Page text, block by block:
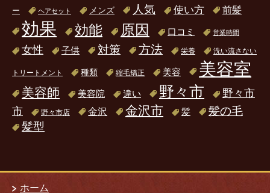
ー
ヘアセット メンズ 人気 使い方 前髪
効果 効能 原因 口コミ 営業時間
女性 子供 対策 方法 栄養 洗い流さない
トリートメント 種類 縮毛矯正 美容 美容室
美容師 美容院 違い 野々市
野々市
市
野々市店 金沢 金沢市 髪
髪の毛
髪型
ホーム